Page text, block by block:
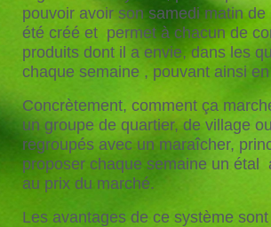
pouvoir avoir son samedi matin
été créé et permet à chacun de
produits dont il a envie, dans les
chaque semaine , pouvant ainsi
Concrètement, comment ça
un groupe de quartier, de village
regroupés avec un maraîcher,
proposer chaque semaine un étal
au prix du marché.
Les avantages de ce système